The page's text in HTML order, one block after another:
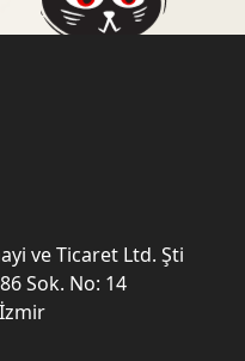
ve Ticaret Ltd. Şti
Sok. No: 14